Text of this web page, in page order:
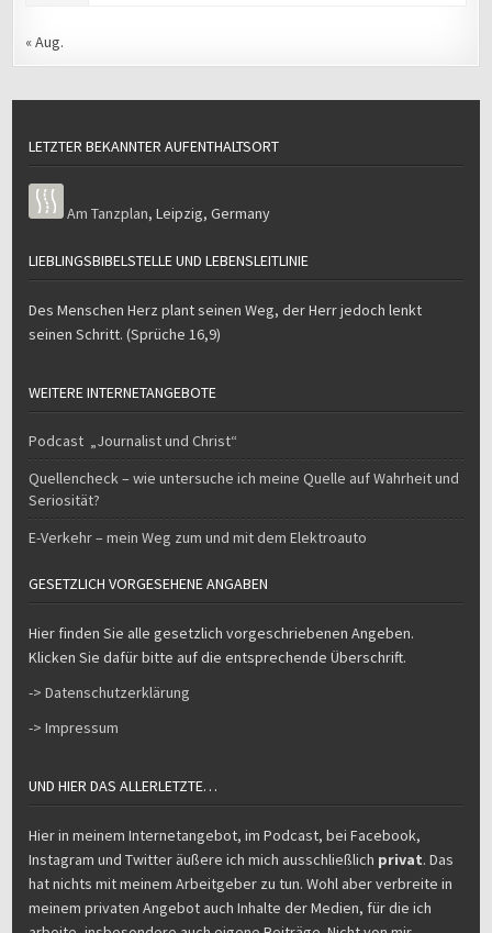
« Aug.
LETZTER BEKANNTER AUFENTHALTSORT
Am Tanzplan,Leipzig,Germany
LIEBLINGSBIBELSTELLE UND LEBENSLEITLINIE
Des Menschen Herz plant seinen Weg, der Herr jedoch lenkt
seinen Schritt. (Sprüche 16,9)
WEITERE INTERNETANGEBOTE
Podcast „Journalist und Christ“
Quellencheck – wie untersuche ich meine Quelle auf Wahrheit und
Seriosität?
E-Verkehr – mein Weg zum und mit dem Elektroauto
GESETZLICH VORGESEHENE ANGABEN
Hier finden Sie alle gesetzlich vorgeschriebenen Angeben.
Klicken Sie dafür bitte auf die entsprechende Überschrift.
-> Datenschutzerklärung
-> Impressum
UND HIER DAS ALLERLETZTE…
Hier in meinem Internetangebot, im Podcast, bei Facebook,
Instagram und Twitter äußere ich mich ausschließlich privat. Das
hat nichts mit meinem Arbeitgeber zu tun. Wohl aber verbreite in
meinem privaten Angebot auch Inhalte der Medien, für die ich